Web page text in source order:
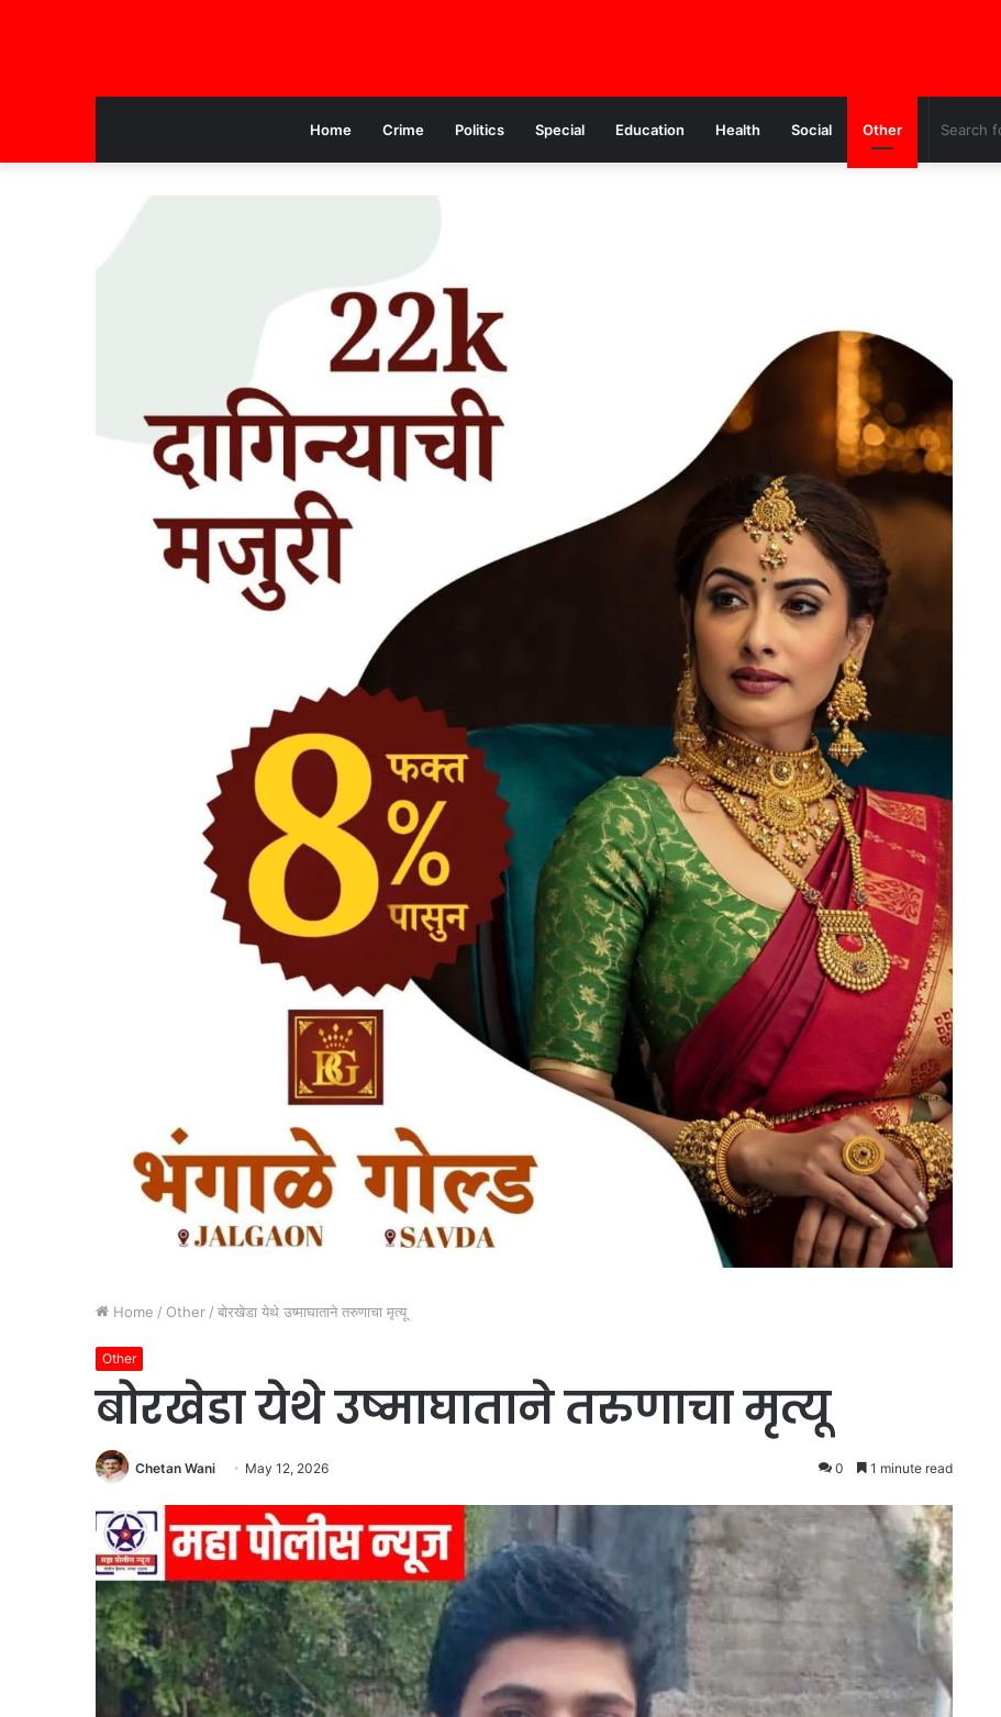
Home Crime Politics Special Education Health Social Other
Home / Other / बोरखेडा येथे उष्माघाताने तरुणाचा मृत्यू
Other
बोरखेडा येथे उष्माघाताने तरुणाचा मृत्यू
Chetan Wani May 12, 2026 0 1 minute read